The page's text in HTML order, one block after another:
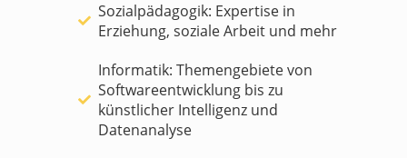
Sozialpädagogik: Expertise in
Erziehung, soziale Arbeit und mehr
Informatik: Themengebiete von
Softwareentwicklung bis zu
künstlicher Intelligenz und
Datenanalyse